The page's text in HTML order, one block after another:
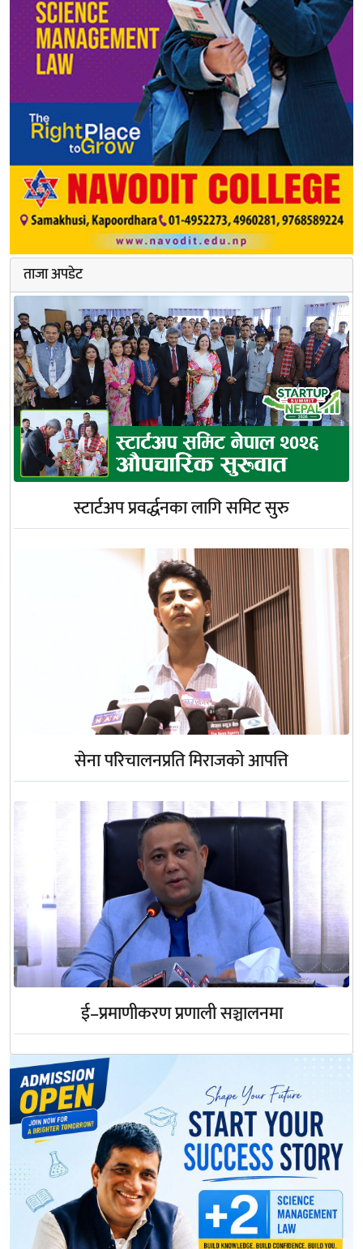
ताजा अपडेट
स्टार्टअप प्रवर्द्धनका लागि समिट सुरु
सेना परिचालनप्रति मिराजको आपत्ति
ई–प्रमाणीकरण प्रणाली सञ्चालनमा